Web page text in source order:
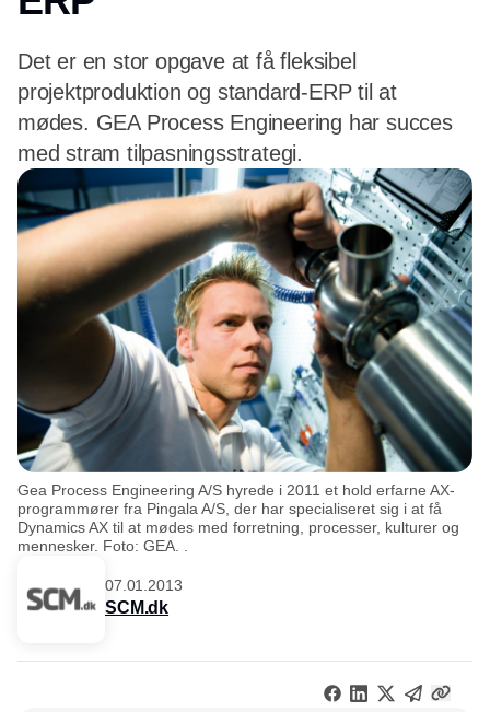
Det er en stor opgave at få fleksibel
projektproduktion og standard-ERP til at
mødes. GEA Process Engineering har succes
med stram tilpasningsstrategi.
Gea Process Engineering A/S hyrede i 2011 et hold erfarne AX-
programmører fra Pingala A/S, der har specialiseret sig i at få
Dynamics AX til at mødes med forretning, processer, kulturer og
mennesker. Foto: GEA. .
07.01.2013
SCM.dk